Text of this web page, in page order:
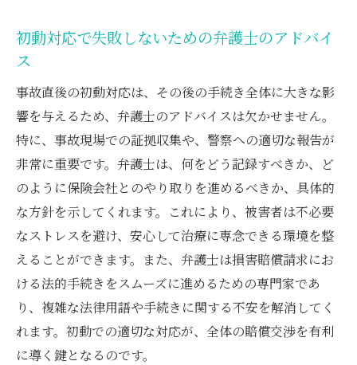
保険会社との交渉で弁護士が果たす役割
ス
弁護士が示す成功する保険金請求のポイン
ト
保険金請求で陥りがちなトラブルと弁護士
の解決策
弁護士が助ける保険金交渉のステップ
傷害を負った際に弁護士が果たす重要な役割と
は
傷害事故で弁護士が提供する専門的サポー
ト
診断書取得から始まる弁護士のサポート体
初動対応で失敗しないための弁護士のアドバイ
ス
事故直後の初動対応は、その後の手続き全体に大きな影
響を与えるため、弁護士のアドバイスは欠かせません。
特に、事故現場での証拠収集や、警察への適切な報告が
非常に重要です。弁護士は、何をどう記録すべきか、ど
のように保険会社とのやり取りを進めるべきか、具体的
な方針を示してくれます。これにより、被害者は不必要
なストレスを避け、安心して治療に専念できる環境を整
えることができます。また、弁護士は損害賠償請求にお
ける法的手続きをスムーズに進めるための専門家であ
り、複雑な法律用語や手続きに関する不安を解消してく
れます。初動での適切な対応が、全体の賠償交渉を有利
に導く鍵となるのです。